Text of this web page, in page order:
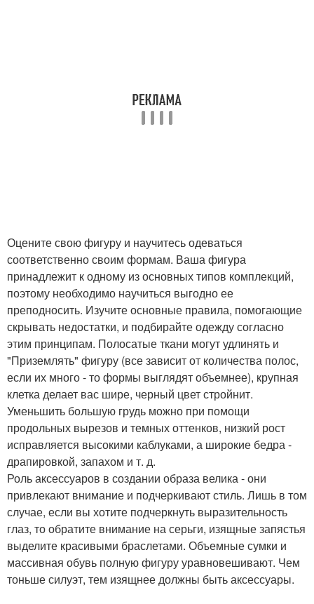
Оцените свою фигуру и научитесь одеваться
соответственно своим формам. Ваша фигура
принадлежит к одному из основных типов комплекций,
поэтому необходимо научиться выгодно ее
преподносить. Изучите основные правила, помогающие
скрывать недостатки, и подбирайте одежду согласно
этим принципам. Полосатые ткани могут удлинять и
"Приземлять" фигуру (все зависит от количества полос,
если их много - то формы выглядят объемнее), крупная
клетка делает вас шире, черный цвет стройнит.
Уменьшить большую грудь можно при помощи
продольных вырезов и темных оттенков, низкий рост
исправляется высокими каблуками, а широкие бедра -
драпировкой, запахом и т. д.
Роль аксессуаров в создании образа велика - они
привлекают внимание и подчеркивают стиль. Лишь в том
случае, если вы хотите подчеркнуть выразительность
глаз, то обратите внимание на серьги, изящные запястья
выделите красивыми браслетами. Объемные сумки и
массивная обувь полную фигуру уравновешивают. Чем
тоньше силуэт, тем изящнее должны быть аксессуары.